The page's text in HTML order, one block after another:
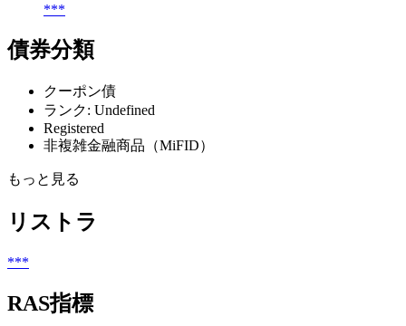
***
債券分類
クーポン債
ランク: Undefined
Registered
非複雑金融商品（MiFID）
もっと見る
リストラ
***
RAS指標